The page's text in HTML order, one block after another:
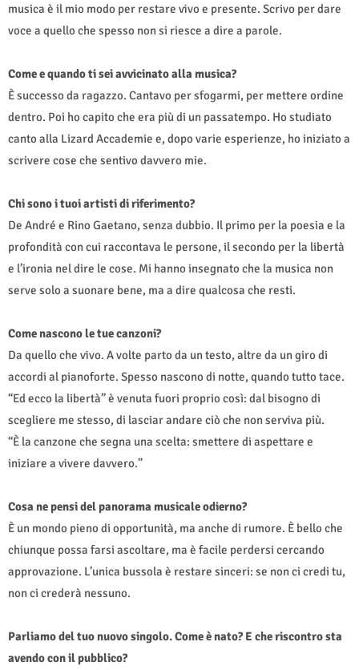
musica è il mio modo per restare vivo e presente. Scrivo per dare
voce a quello che spesso non si riesce a dire a parole.
Come e quando ti sei avvicinato alla musica?
È successo da ragazzo. Cantavo per sfogarmi, per mettere ordine
dentro. Poi ho capito che era più di un passatempo. Ho studiato
canto alla Lizard Accademie e, dopo varie esperienze, ho iniziato a
scrivere cose che sentivo davvero mie.
Chi sono i tuoi artisti di riferimento?
De André e Rino Gaetano, senza dubbio. Il primo per la poesia e la
profondità con cui raccontava le persone, il secondo per la libertà
e l’ironia nel dire le cose. Mi hanno insegnato che la musica non
serve solo a suonare bene, ma a dire qualcosa che resti.
Come nascono le tue canzoni?
Da quello che vivo. A volte parto da un testo, altre da un giro di
accordi al pianoforte. Spesso nascono di notte, quando tutto tace.
“Ed ecco la libertà” è venuta fuori proprio così: dal bisogno di
scegliere me stesso, di lasciar andare ciò che non serviva più.
“È la canzone che segna una scelta: smettere di aspettare e
iniziare a vivere davvero.”
Cosa ne pensi del panorama musicale odierno?
È un mondo pieno di opportunità, ma anche di rumore. È bello che
chiunque possa farsi ascoltare, ma è facile perdersi cercando
approvazione. L’unica bussola è restare sinceri: se non ci credi tu,
non ci crederà nessuno.
Parliamo del tuo nuovo singolo. Come è nato? E che riscontro sta
avendo con il pubblico?